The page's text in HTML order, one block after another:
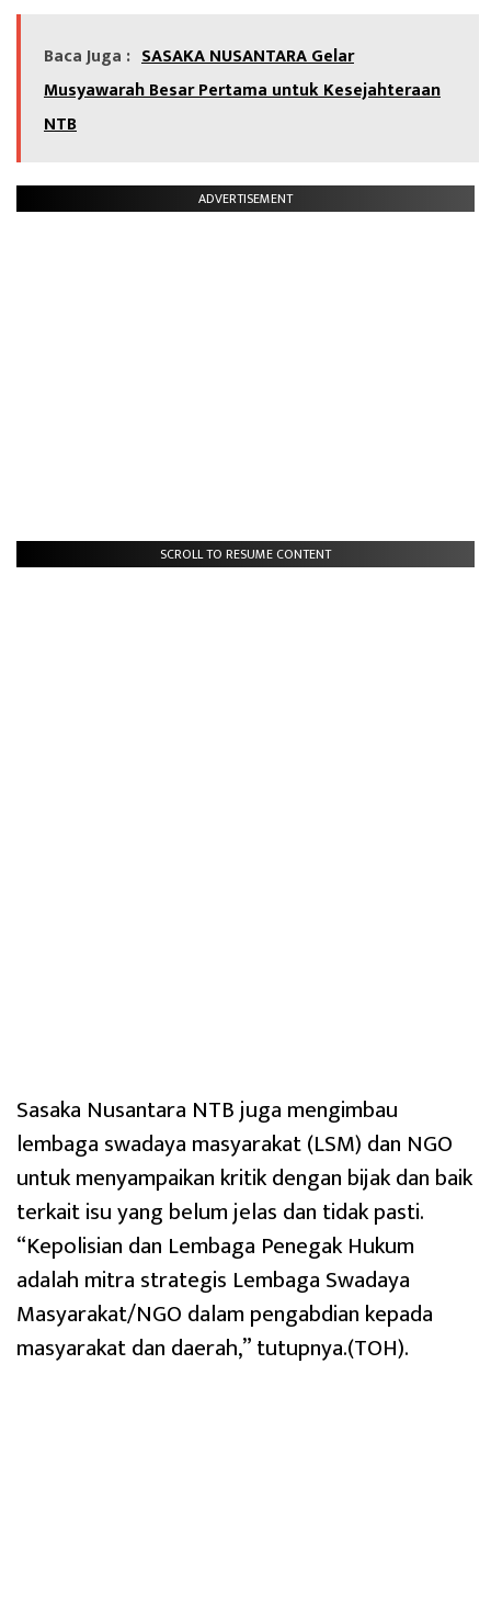
Baca Juga : SASAKA NUSANTARA Gelar
Musyawarah Besar Pertama untuk Kesejahteraan
NTB
ADVERTISEMENT
SCROLL TO RESUME CONTENT
Sasaka Nusantara NTB juga mengimbau
lembaga swadaya masyarakat (LSM) dan NGO
untuk menyampaikan kritik dengan bijak dan baik
terkait isu yang belum jelas dan tidak pasti.
“Kepolisian dan Lembaga Penegak Hukum
adalah mitra strategis Lembaga Swadaya
Masyarakat/NGO dalam pengabdian kepada
masyarakat dan daerah,” tutupnya.(TOH).